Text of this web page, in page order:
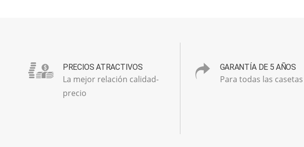
PRECIOS ATRACTIVOS
La mejor relación calidad-
precio
GARANTÍA DE 5 AÑOS
Para todas las casetas